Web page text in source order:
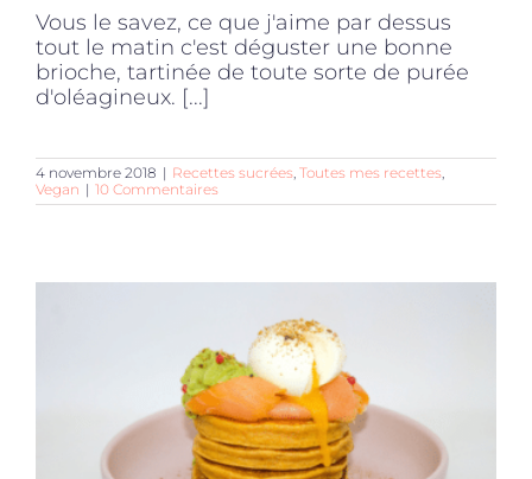
Vous le savez, ce que j'aime par dessus
tout le matin c'est déguster une bonne
brioche, tartinée de toute sorte de purée
d'oléagineux. [...]
4 novembre 2018 | Recettes sucrées Toutes mes recettes
Vegan | 10 Commentaires